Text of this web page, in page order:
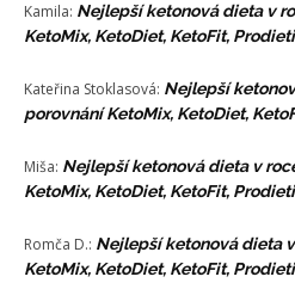
Kamila: Nejlepší ketonová dieta v
KetoMix, KetoDiet, KetoFit,
Kateřina Stoklasová: Nejlepší
porovnání KetoMix, KetoDiet,
Miša: Nejlepší ketonová dieta v
KetoMix, KetoDiet, KetoFit,
Romča D.: Nejlepší ketonová dieta
KetoMix, KetoDiet, KetoFit,